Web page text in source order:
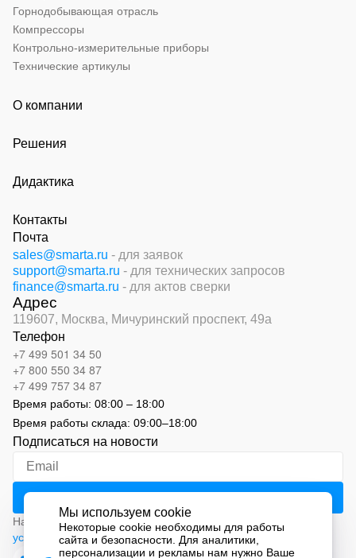
Горнодобывающая отрасль
Компрессоры
Контрольно-измерительные приборы
Технические артикулы
О компании
Решения
Дидактика
Контакты
Почта
sales@smarta.ru - для заявок
support@smarta.ru - для технических запросов
finance@smarta.ru - для актов сверки
Адрес
119607, Москва, Мичуринский проспект, 49а
Телефон
+7 499 501 34 50
+7 800 550 34 87
+7 499 757 34 87
Время работы: 08:00 – 18:00
Время работы склада: 09:00–18:00
Подписаться на новости
Нажимая на кнопку «Подписаться», вы соглашаетесь с
условиями обработки персональных данных
Мы используем cookie
Некоторые cookie необходимы для работы
сайта и безопасности. Для аналитики,
персонализации и рекламы нам нужно Ваше